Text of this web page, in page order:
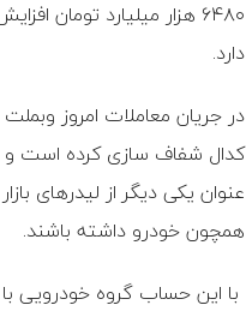
دارد.
در جریان معاملات امروز
کدال شفاف سازی کرده است و
عنوان یکی دیگر از لیدرهای
همچون خودرو داشته باشند.